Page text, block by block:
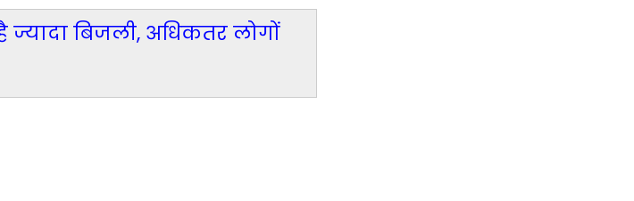
ज्यादा बिजली, अधिकतर लोगों